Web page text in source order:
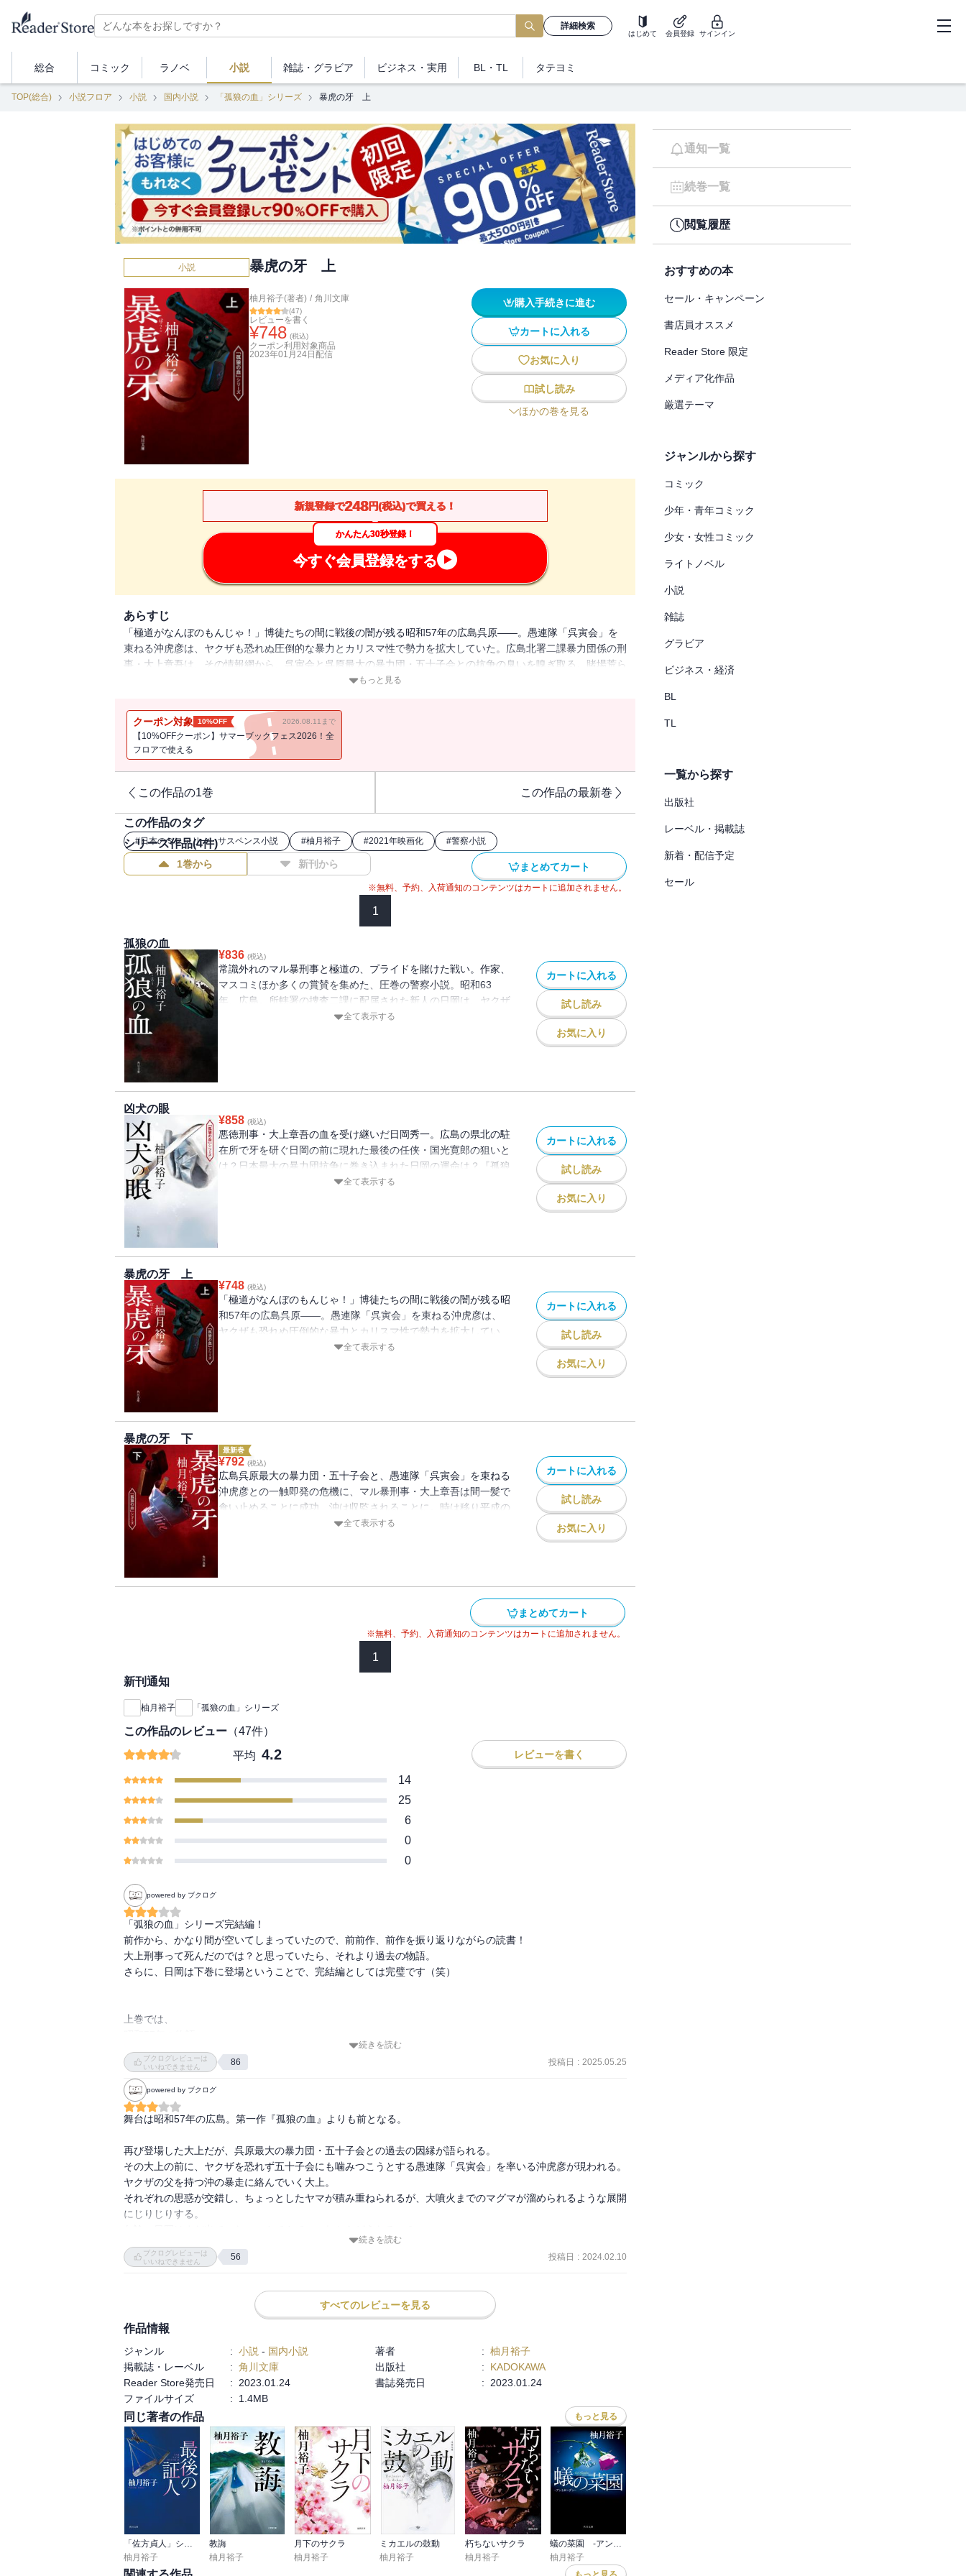
詳細検索
はじめて 会員登録 サインイン
総合 コミック ラノベ 小説 雑誌・ グラビア ビジネス ・実用 BL・TL タテヨミ
TOP(総合) 小説フロア 小説 国内小説 「孤狼の血」シリーズ 暴虎の牙 上
小説 暴虎の牙 上
柚月裕子(著者) / 角川文庫
(47)
レビューを書く
¥748 (税込)
クーポン利用対象商品
2023年01月24日 配信
購入手続きに進む
カートに入れる
お気に入り
試し読み
ほかの巻を見る
新規登録で248円(税込)で買える！
かんたん30秒登録！
今すぐ会員登録をする
あらすじ
「極道がなんぼのもんじゃ！」博徒たちの間に戦後の闇が残る昭和57年の広島呉原――。愚連隊「呉寅会」を
束ねる沖虎彦は、ヤクザも恐れぬ圧倒的な暴力とカリスマ性で勢力を拡大していた。広島北署二課暴力団係の刑
事・大上章吾は、その情報網から、呉寅会と呉原最大の暴力団・五十子会との抗争の臭いを嗅ぎ取る。賭場荒ら
し、シャブ強奪・・・・・・酷薄な父からの幼少期のトラウマに苦しみ暴走を続ける沖を、大上は止められるの
もっと見る
クーポン対象 10%OFF 2026.08.11まで
【10%OFFクーポン】サマーブックフェス2026！全
フロアで使える
この作品の1巻 この作品の最新巻
この作品のタグ
#日本のミステリー・サスペンス小説 #柚月裕子 #2021年映画化 #警察小説
シリーズ作品(4件)
1巻から 新刊から まとめてカート
※無料、予約、入荷通知のコンテンツはカートに追加されません。
1
孤狼の血
¥836 (税込)
常識外れのマル暴刑事と極道の、プライドを賭けた戦い。作家、
マスコミほか多くの賞賛を集めた、圧巻の警察小説。昭和63
年、広島。所轄署の捜査二課に配属された新人の日岡は、ヤクザ
との癒着を噂される刑事・大上のもとで、暴力団系列の金融会社
大上が思いも寄らない大胆な秘策を打ち出すが・・・・・・。正
っていく――。
全て表示する
カートに入れる
試し読み
お気に入り
凶犬の眼
¥858 (税込)
悪徳刑事・大上章吾の血を受け継いだ日岡秀一。広島の県北の駐
在所で牙を研ぐ日岡の前に現れた最後の任侠・国光寛郎の狙いと
は？日本最大の暴力団抗争に巻き込まれた日岡の運命は？『孤狼
全て表示する
カートに入れる
試し読み
お気に入り
暴虎の牙 上
¥748 (税込)
「極道がなんぼのもんじゃ！」博徒たちの間に戦後の闇が残る昭
和57年の広島呉原――。愚連隊「呉寅会」を束ねる沖虎彦は、
ヤクザも恐れぬ圧倒的な暴力とカリスマ性で勢力を拡大してい
た。広島北署二課暴力団係の刑事・大上章吾は、その情報網か
全て表示する
カートに入れる
試し読み
お気に入り
暴虎の牙 下
最新巻
¥792 (税込)
広島呉原最大の暴力団・五十子会と、愚連隊「呉寅会」を束ねる
沖虎彦との一触即発の危機に、マル暴刑事・大上章吾は間一髪で
食い止めることに成功、沖は収監されることに。時は移り平成の
世、逮捕直前に裏切った人物に報復を誓い沖はシャバに戻るが、
血』監督）
全て表示する
カートに入れる
試し読み
お気に入り
まとめてカート
※無料、予約、入荷通知のコンテンツはカートに追加されません。
1
新刊通知
柚月裕子 「孤狼の血」シリーズ
この作品のレビュー （47件）
平均 4.2 レビューを書く
14
25
6
0
0
powered by ブクログ
「弧狼の血」シリーズ完結編！
前作から、かなり間が空いてしまっていたので、前前作、前作を振り返りながらの読書！
大上刑事って死んだのでは？と思っていたら、それより過去の物語。
さらに、日岡は下巻に登場ということで、完結編としては完璧です（笑）
上巻では、
極道を恐れない「呉虎会」を束ねる沖。さらにその仲間たち。
ヤクザも恐れないということで、この暴力には圧倒されます。
ヤクザの賭場から売り上げ強奪
さらにヤクザのシャブの取引からシャブ強奪
怖！いやいや、普通やられちゃうでしょ。
この沖たちに対して、大上が絡んでいきます。
その目的は？
一方、本書で語られる大上の過去。そして五十子会への因縁。
といったところで、下巻に続きます。
続きを読む
ブクログレビューは
いいねできません
86 投稿日 : 2025.05.25
powered by ブクログ
舞台は昭和57年の広島。第一作『孤狼の血』よりも前となる。
再び登場した大上だが、呉原最大の暴力団・五十子会との過去の因縁が語られる。
その大上の前に、ヤクザを恐れず五十子会にも噛みつこうとする愚連隊「呉寅会」を率いる沖虎彦が現われる。
ヤクザの父を持つ沖の暴走に絡んでいく大上。
それぞれの思惑が交錯し、ちょっとしたヤマが積み重ねられるが、大噴火までのマグマが溜められるような展開
にじりじりする。
福岡連合会が喋る博多弁、「くさ」の使い方が変。
続きを読む
ブクログレビューは
いいねできません
56 投稿日 : 2024.02.10
すべてのレビューを見る
作品情報
ジャンル : 小説 - 国内小説 著者 : 柚月裕子
掲載誌・レーベル
: 角川文庫 出版社 :
KADOKAWA
Reader Store発売日
: 2023.01.24 書誌発売日 : 2023.01.24
ファイルサイズ
: 1.4MB
同じ著者の作品 もっと見る
柚月裕子
教誨
柚月裕子
月下のサクラ
柚月裕子
ミカエルの鼓動
柚月裕子
朽ちないサクラ
柚月裕子
柚月裕子
通知一覧
続巻一覧
閲覧履歴
おすすめの本
セール・キャンペーン
書店員オススメ
Reader Store 限定
メディア化作品
厳選テーマ
ジャンルから探す
コミック
少年・青年コミック
少女・女性コミック
ライトノベル
小説
雑誌
グラビア
ビジネス・経済
BL
TL
一覧から探す
出版社
レーベル・掲載誌
新着・配信予定
セール